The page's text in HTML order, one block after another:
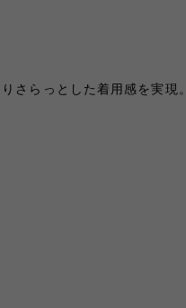
さらっとした着用感を実現。